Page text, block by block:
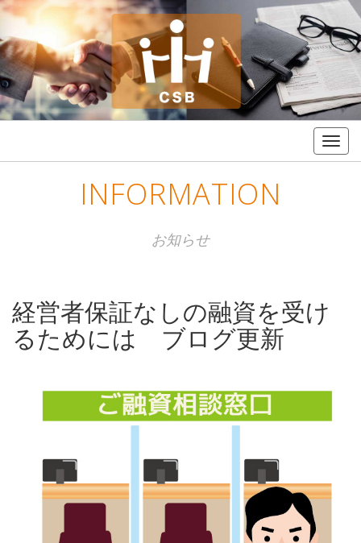
INFORMATION
お知らせ
経営者保証なしの融資を受け
るためには ブログ更新